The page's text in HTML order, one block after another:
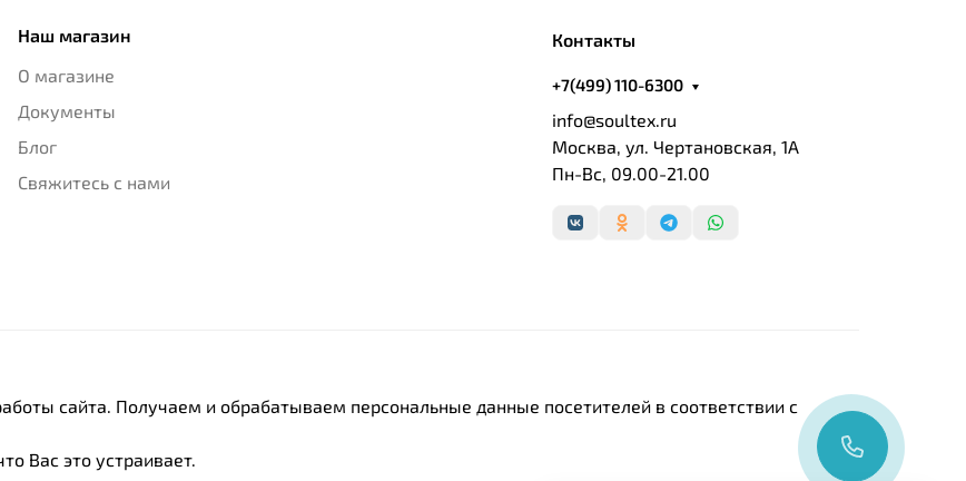
Наш магазин
О магазине
Документы
Блог
Свяжитесь с нами
Контакты
+7(499) 110-6300
info@soultex.ru
Москва, ул. Чертановская, 1А
Пн-Вс, 09.00-21.00
сайта. Получаем и обрабатываем персональные данные посетителей в соответствии с
Вас это устраивает.